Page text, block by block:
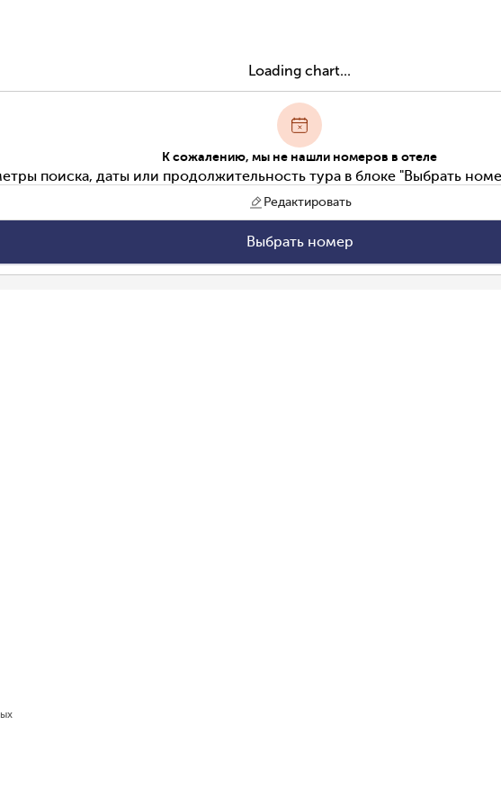
Loading chart...
К сожалению, мы не нашли номеров в отеле
поиска, даты или продолжительность тура в блоке "Выбрать
Редактировать
Выбрать номер